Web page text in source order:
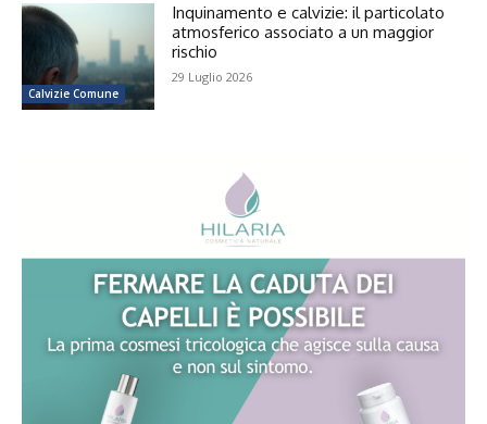
Calvizie Comune
Inquinamento e calvizie: il particolato
atmosferico associato a un maggior
rischio
29 Luglio 2026